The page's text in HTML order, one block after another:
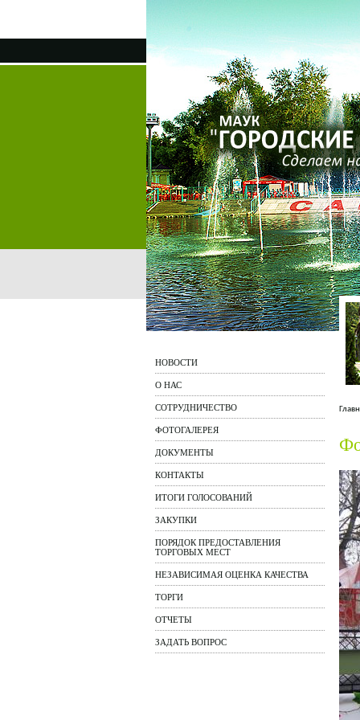
НОВОСТИ
О НАС
СОТРУДНИЧЕСТВО
ФОТОГАЛЕРЕЯ
ДОКУМЕНТЫ
КОНТАКТЫ
ИТОГИ ГОЛОСОВАНИЙ
ЗАКУПКИ
ПОРЯДОК ПРЕДОСТАВЛЕНИЯ
ТОРГОВЫХ МЕСТ
НЕЗАВИСИМАЯ ОЦЕНКА КАЧЕСТВА
ТОРГИ
ОТЧЕТЫ
ЗАДАТЬ ВОПРОС